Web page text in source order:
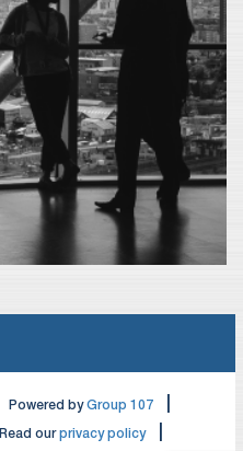
Powered byGroup 107
Read ourprivacy policy